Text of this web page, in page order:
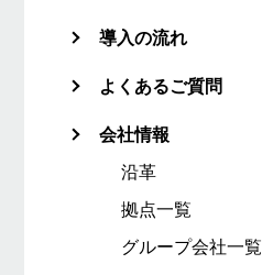
導入の流れ
よくあるご質問
会社情報
沿革
拠点一覧
グループ会社一覧